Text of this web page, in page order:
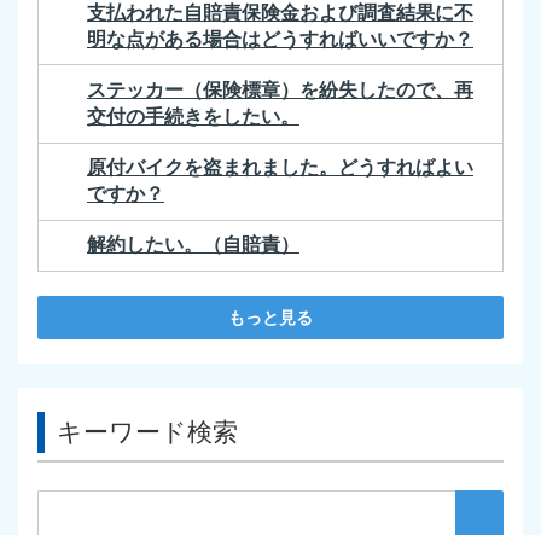
支払われた自賠責保険金および調査結果に不
明な点がある場合はどうすればいいですか？
ステッカー（保険標章）を紛失したので、再
交付の手続きをしたい。
原付バイクを盗まれました。どうすればよい
ですか？
解約したい。（自賠責）
もっと見る
キーワード検索